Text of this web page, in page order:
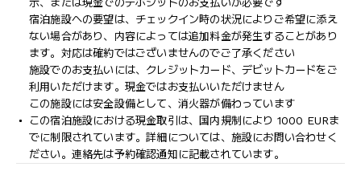
宿泊施設への要望は、チェックイン時の状況によりご希望に添え
ない場合があり、内容によっては追加料金が発生することがあり
ます。対応は確約ではございませんのでご了承ください
施設でのお支払いには、クレジットカード、デビットカードをご
利用いただけます。現金ではお支払いいただけません
この施設には安全設備として、消火器が備わっています
この宿泊施設における現金取引は、国内規制により 1000 EURま
でに制限されています。詳細については、施設にお問い合わせく
ださい。連絡先は予約確認通知に記載されています。